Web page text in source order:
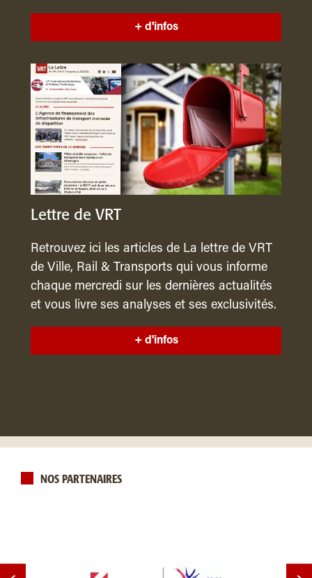
+ d'infos
Lettre de VRT
Retrouvez ici les articles de La lettre de VRT
de Ville, Rail & Transports qui vous informe
chaque mercredi sur les dernières actualités
et vous livre ses analyses et ses exclusivités.
+ d'infos
NOS PARTENAIRES